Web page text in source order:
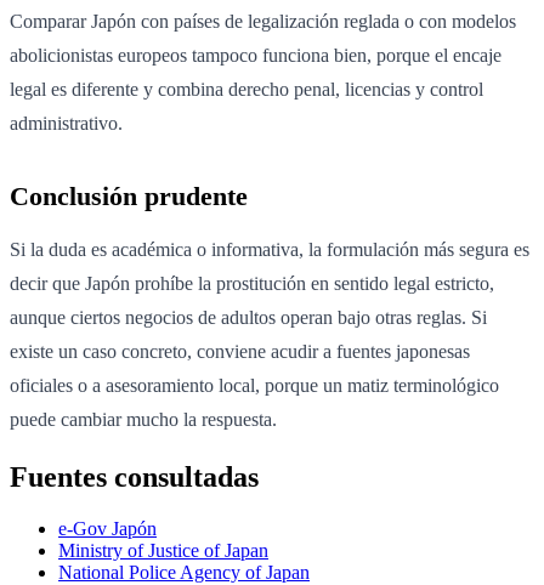
Comparar Japón con países de legalización reglada o con modelos
abolicionistas europeos tampoco funciona bien, porque el encaje
legal es diferente y combina derecho penal, licencias y control
administrativo.
Conclusión prudente
Si la duda es académica o informativa, la formulación más segura es
decir que Japón prohíbe la prostitución en sentido legal estricto,
aunque ciertos negocios de adultos operan bajo otras reglas. Si
existe un caso concreto, conviene acudir a fuentes japonesas
oficiales o a asesoramiento local, porque un matiz terminológico
puede cambiar mucho la respuesta.
Fuentes consultadas
e-Gov Japón
Ministry of Justice of Japan
National Police Agency of Japan